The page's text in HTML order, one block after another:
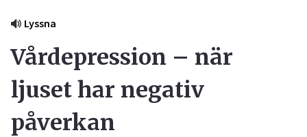
Lyssna
Vårdepression – när
ljuset har negativ
påverkan